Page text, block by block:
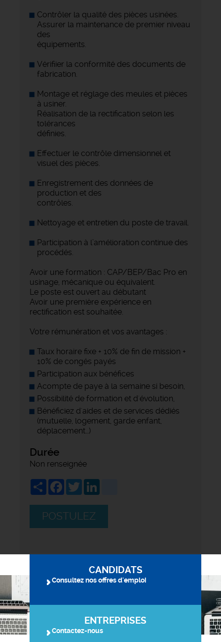
Contrôler la qualité des pièces usinées.
Assurer la maintenance de premier niveau
des
équipements.
Vérifiier la conformité des documents de
fabrication.
Montage et réglage des meules et pièces
à usiner.
Réalisation de la rectification selon les
tolérances
définies.
Effectuer le contrôle dimensionnel et
visuel des pièces.
Enregistrement des données de
production et des
contrôles.
Nettoyage et entretien du poste de travail.
Participation à l’amélioration continue des
procédés.
Avoir une formation : CAP/BEP/Bac Pro en
usinage, mécanique ou équivalent.
Le poste est ouvert au débutant
Avoir une première expérience en
rectification est souhaitée.
Votre rémunération et vos avantages :
Taux horaire fixe + 10% de fin de mission +
10% de congés payés
Participation aux bénéfices
Acompte de paye à la semaine si besoin,
Possibilité de formation et d'évolution,
Bénéficiez d'aides et de services dédiés
(mutuelle, logement, garde enfant,
déplacement…)
Durée
Non renseignée
ShareFacebook
Twitter
POSTULEZ
CANDIDATS
Consultez nos offres d'emploi
ENTREPRISES
Contactez-nous